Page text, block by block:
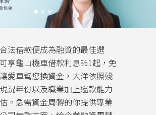
法借款便成為融資的最佳選
享龜山機車借款利息%1起，免
愛車幫您換資金，大洋依照殘
況年份以及職業加上還款能力
。急需資金周轉的你提供專業